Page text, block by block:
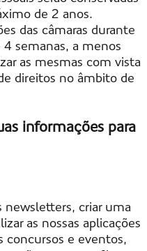
de 2 anos.
das câmaras durante
semanas, a menos
as mesmas com vista
direitos no âmbito de
informações para
newsletters, criar uma
as nossas aplicações
concursos e eventos,